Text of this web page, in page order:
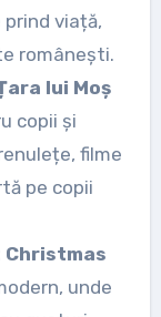
viață,
românești.
lui Moș
copii și
filme
pe copii
Christmas
unde